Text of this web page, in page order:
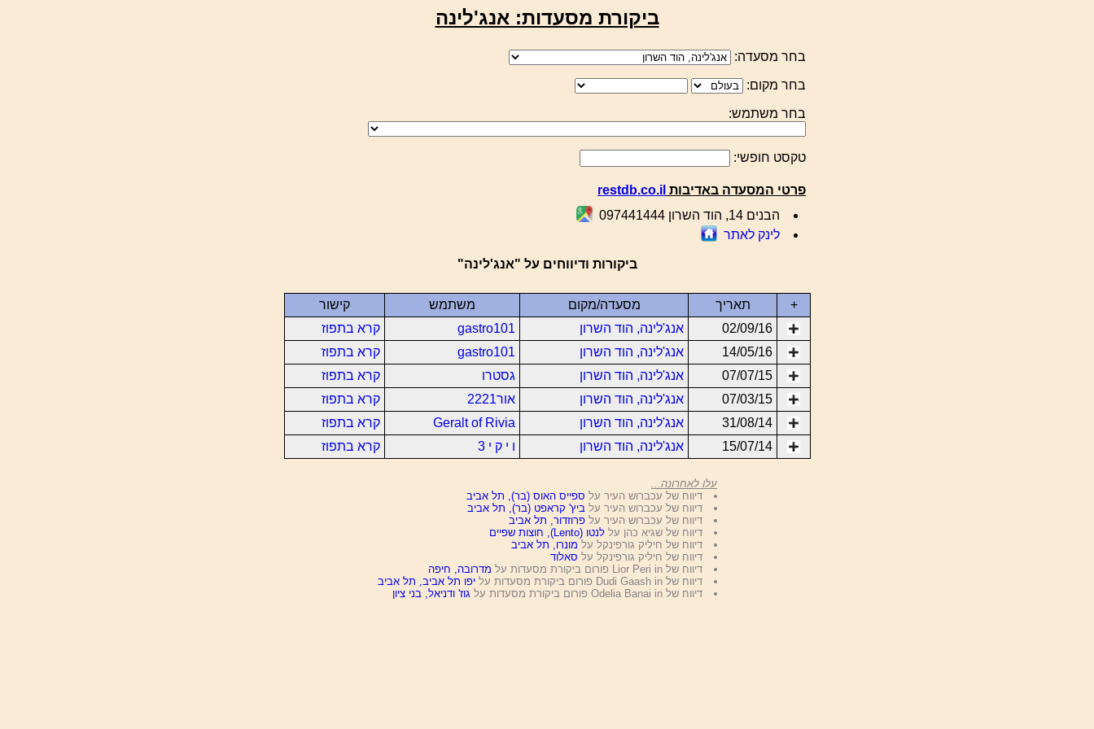
ביקורת מסעדות: אנג'לינה
בחר מסעדה:
בחר מקום:
בחר משתמש:
טקסט חופשי:
פרטי המסעדה באדיבות restdb.co.il
הבנים 14, הוד השרון 097441444
לינק לאתר
ביקורות ודיווחים על "אנג'לינה"
+ תאריך מסעדה/מקום משתמש
קישור
02/09/16
אנג'לינה, הוד השרון gastro101
קרא בתפוז
14/05/16
אנג'לינה, הוד השרון gastro101
קרא בתפוז
07/07/15
אנג'לינה, הוד השרון גסטרו
קרא בתפוז
07/03/15
אנג'לינה, הוד השרון אור2221
קרא בתפוז
31/08/14
אנג'לינה, הוד השרון Geralt of Rivia
קרא בתפוז
15/07/14
אנג'לינה, הוד השרון ו י ק י 3 קרא בתפוז
עלו לאחרונה...
דיווח של עכברוש העיר על ספייס האוס (בר), תל אביב
דיווח של עכברוש העיר על ביץ' קראפט (בר), תל אביב
דיווח של עכברוש העיר עלפרוזדור, תל אביב
דיווח של שגיא כהן עללנטו (Lento), חוצות שפיים
דיווח של חיליק גורפינקל על מונרו, תל אביב
דיווח של חיליק גורפינקל על סאלוד
דיווח של Lior Peri in פורום ביקורת מסעדות על
מדרובה, חיפה
דיווח של Dudi Gaash in פורום ביקורת מסעדות על
יפו תל אביב, תל אביב
דיווח של Odelia Banai in פורום ביקורת מסעדות על
גוז' ודניאל, בני ציון